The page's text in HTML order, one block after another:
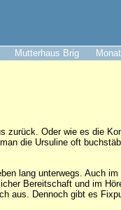
Mutterhaus Brig
zurück. Oder wie es die
die Ursuline oft
lang unterwegs. Auch
Bereitschaft und im
aus. Dennoch gibt es